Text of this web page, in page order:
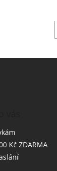
Kč ZDARMA